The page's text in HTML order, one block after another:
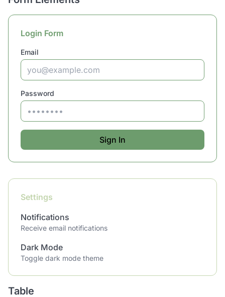
Login Form
Email
Password
Sign In
Settings
Notifications
Receive email notifications
Dark Mode
Toggle dark mode theme
Table